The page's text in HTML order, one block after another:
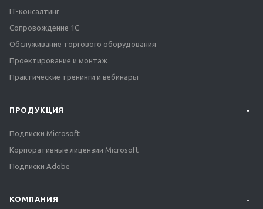
IT-консалтинг
Сопровождение 1С
Обслуживание торгового оборудования
Проектирование и монтаж
Практические тренинги и вебинары
ПРОДУКЦИЯ
Подписки Microsoft
Корпоративные лицензии Microsoft
Подписки Adobe
КОМПАНИЯ